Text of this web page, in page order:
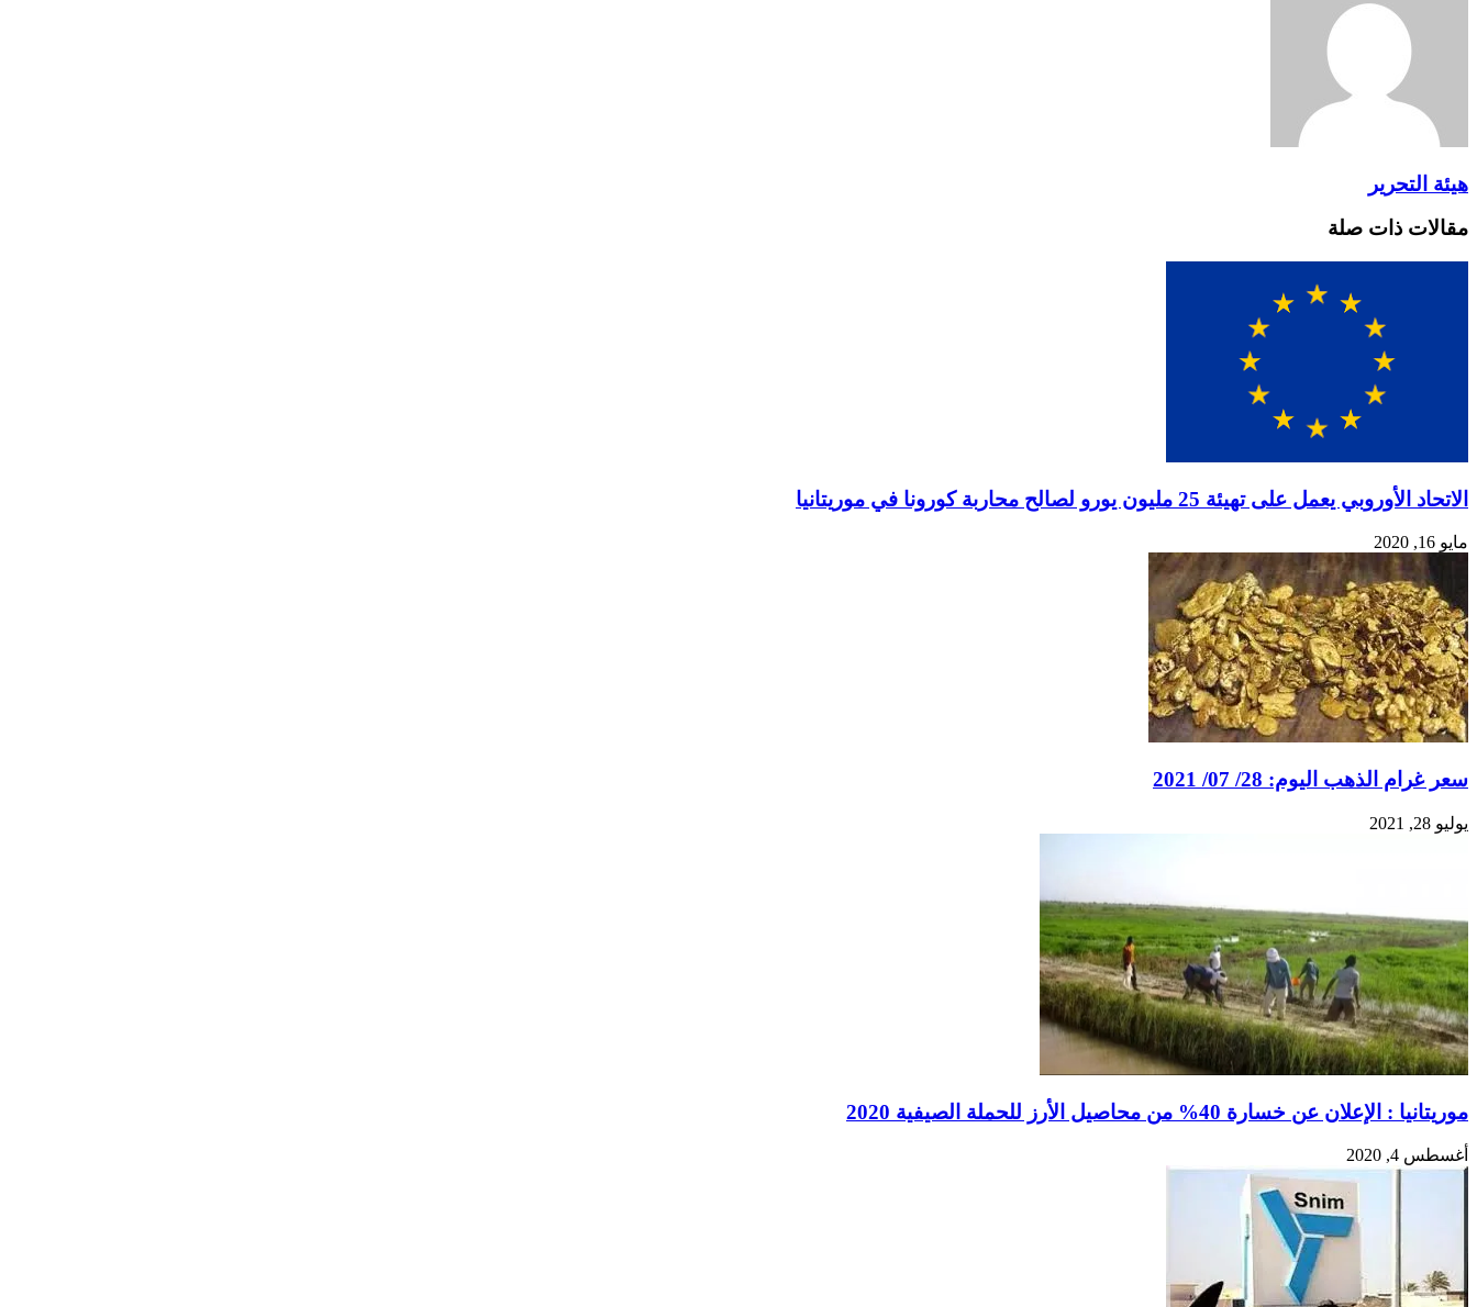
هيئة التحرير
مقالات ذات صلة
الاتحاد الأوروبي يعمل على تهيئة 25 مليون يورو لصالح محاربة كورونا في موريتانيا
مايو 16, 2020
سعر غرام الذهب اليوم: 28/ 07/ 2021
يوليو 28, 2021
موريتانيا : الإعلان عن خسارة 40% من محاصيل الأرز للحملة الصيفية 2020
أغسطس 4, 2020